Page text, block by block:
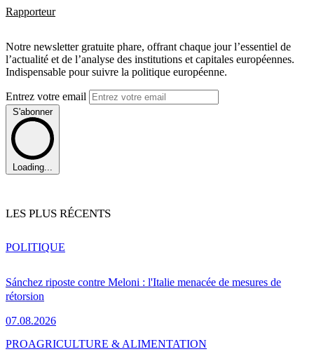
Rapporteur
Notre newsletter gratuite phare, offrant chaque jour l’essentiel de
l’actualité et de l’analyse des institutions et capitales européennes.
Indispensable pour suivre la politique européenne.
Entrez votre email
S'abonner
Loading...
LES PLUS RÉCENTS
Sánchez riposte contre Meloni : l'Italie menacée de mesures de
rétorsion
07.08.2026
POLITIQUE
PROAGRICULTURE & ALIMENTATION